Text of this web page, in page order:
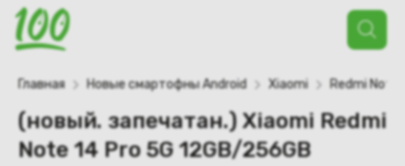
Поиск
товаров
Главная Новые смартофны Android Xiaomi Redmi Note
(новый. запечатан.) Xiaomi Redmi
Note 14 Pro 5G 12GB/256GB